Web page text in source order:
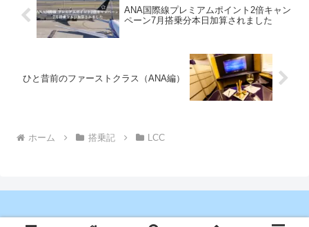
ANA国際線プレミアムポイント2倍キャン
ペーン7月搭乗分本日加算されました
ひと昔前のファーストクラス（ANA編）
ホーム 搭乗記 LCC